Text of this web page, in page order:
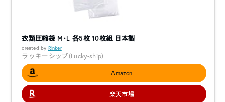
衣類圧縮袋 M・L 各5枚 10枚組 日本製
created by Rinker
ラッキーシップ(Lucky-ship)
Amazon
楽天市場